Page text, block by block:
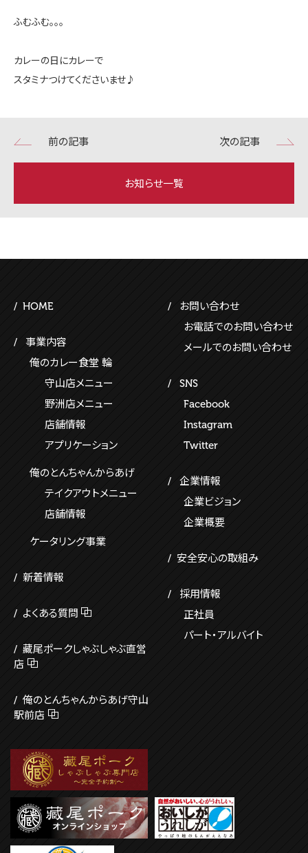
ふむふむ。。。
カレーの日にカレーで
スタミナつけてくださいませ♪
前の記事 次の記事
お知らせ一覧
HOME
事業内容
俺のカレー食堂 輪
守山店メニュー
野洲店メニュー
店舗情報
アプリケーション
俺のとんちゃんからあげ
テイクアウトメニュー
店舗情報
ケータリング事業
新着情報
よくある質問
藏尾ポークしゃぶしゃぶ直営
店
俺のとんちゃんからあげ守山
駅前店
お問い合わせ
お電話でのお問い合わせ
メールでのお問い合わせ
SNS
Facebook
Instagram
Twitter
企業情報
企業ビジョン
企業概要
安全安心の取組み
採用情報
正社員
パート・アルバイト